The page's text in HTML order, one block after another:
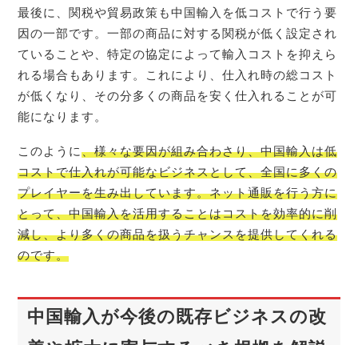
最後に、関税や貿易政策も中国輸入を低コストで行う要
因の一部です。一部の商品に対する関税が低く設定され
ていることや、特定の協定によって輸入コストを抑えら
れる場合もあります。これにより、仕入れ時の総コスト
が低くなり、その分多くの商品を安く仕入れることが可
能になります。
このように、様々な要因が組み合わさり、中国輸入は低
コストで仕入れが可能なビジネスとして、全国に多くの
プレイヤーを生み出しています。ネット通販を行う方に
とって、中国輸入を活用することはコストを効率的に削
減し、より多くの商品を扱うチャンスを提供してくれる
のです。
中国輸入が今後の既存ビジネスの改